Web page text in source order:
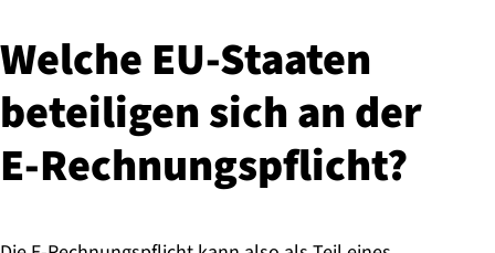
Welche EU-Staaten
beteiligen sich an der
E-Rech­nungs­pflicht?